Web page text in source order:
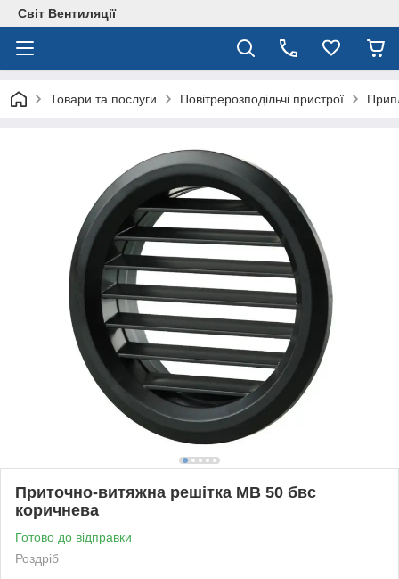
Світ Вентиляції
Товари та послуги Повітрерозподільчі пристрої
Приточно-витяжна решітка МВ 50 бвс
коричнева
Готово до відправки
Роздріб